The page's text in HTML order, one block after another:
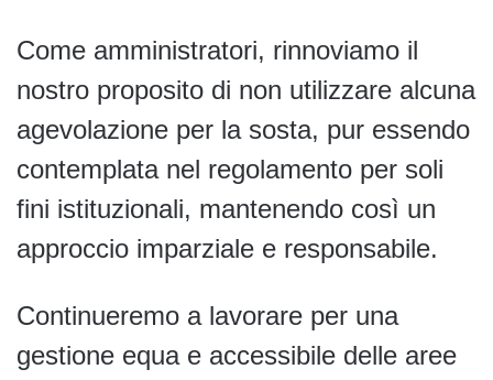
Come amministratori, rinnoviamo il
nostro proposito di non utilizzare alcuna
agevolazione per la sosta, pur essendo
contemplata nel regolamento per soli
fini istituzionali, mantenendo così un
approccio imparziale e responsabile.
Continueremo a lavorare per una
gestione equa e accessibile delle aree